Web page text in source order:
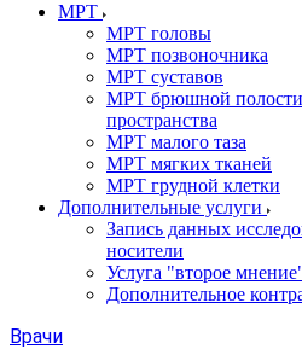
МРТ
МРТ головы
МРТ позвоночника
МРТ суставов
МРТ брюшной
пространства
МРТ малого таза
МРТ мягких тканей
МРТ грудной клетки
Дополнительные услуги
Запись данных
носители
Услуга "второе
Дополнительное
Врачи